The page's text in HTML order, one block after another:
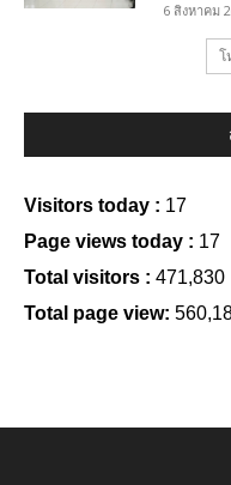
6 สิงหาคม
โ
Visitors today : 17
Page views today : 17
Total visitors : 471,830
Total page view: